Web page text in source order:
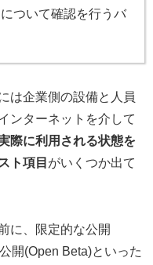
ついて確認を行うバ
は企業側の設備と人員
ンターネットを介して
際に利用される状態を
ト項目 がいくつか出て
に、限定的な公開
開(Open Beta)といった